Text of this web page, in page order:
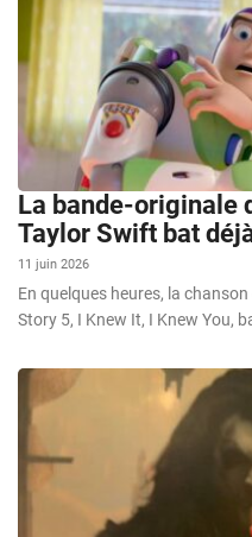
La bande-originale
Taylor Swift bat
11 juin 2026
En quelques heures, la
Story 5, I Knew It, I Knew You,